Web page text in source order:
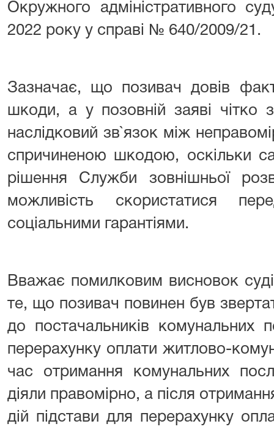
Окружного адміністративного
2022 року у справі № 640/2009/21.
Зазначає, що позивач довів
шкоди, а у позовній заяві чітко
наслідковий зв`язок між
спричиненою шкодою, оскільки
рішення Служби зовнішньої
можливість скористатися
соціальними гарантіями.
Вважає помилковим висновок
те, що позивач повинен був
до постачальників комунальних
перерахунку оплати житлово-
час отримання комунальних
діяли правомірно, а після
дій підстави для перерахунку